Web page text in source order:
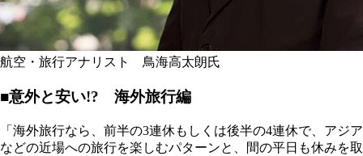
航空・旅行アナリスト 鳥海高太朗氏
■意外と安い!? 海外旅行編
「海外旅行なら、前半の3連休もしくは後半の4連休で、アジア
などの近場への旅行を楽しむパターンと、間の平日も休みを取